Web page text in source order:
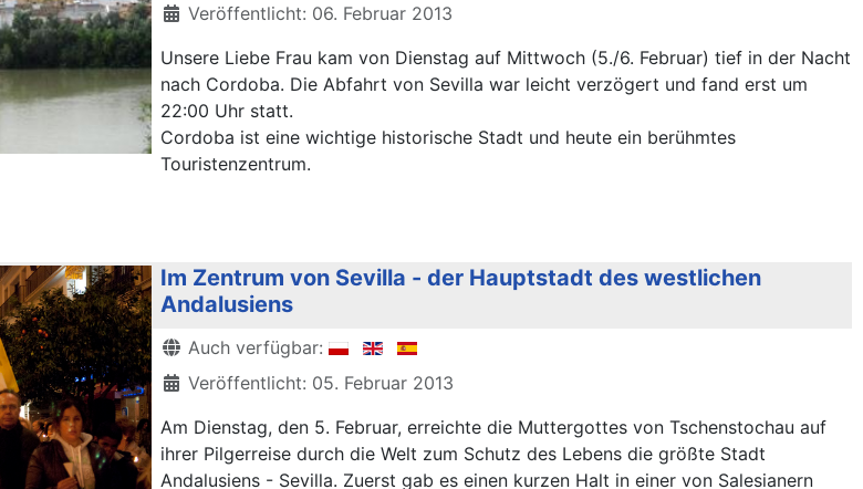
Veröffentlicht: 06. Februar 2013
Unsere Liebe Frau kam von Dienstag auf Mittwoch (5./6. Februar) tief in der Nacht
nach Cordoba. Die Abfahrt von Sevilla war leicht verzögert und fand erst um
22:00 Uhr statt.
Cordoba ist eine wichtige historische Stadt und heute ein berühmtes
Touristenzentrum.
Im Zentrum von Sevilla - der Hauptstadt des westlichen
Andalusiens
DetailsAuch verfügbar:
Veröffentlicht: 05. Februar 2013
Am Dienstag, den 5. Februar, erreichte die Muttergottes von Tschenstochau auf
ihrer Pilgerreise durch die Welt zum Schutz des Lebens die größte Stadt
Andalusiens - Sevilla. Zuerst gab es einen kurzen Halt in einer von Salesianern